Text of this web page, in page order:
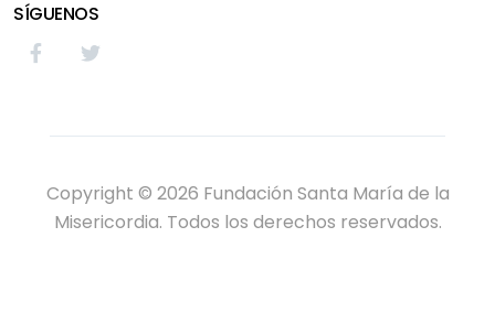
SÍGUENOS
Copyright © 2026 Fundación Santa María de la
Misericordia. Todos los derechos reservados.